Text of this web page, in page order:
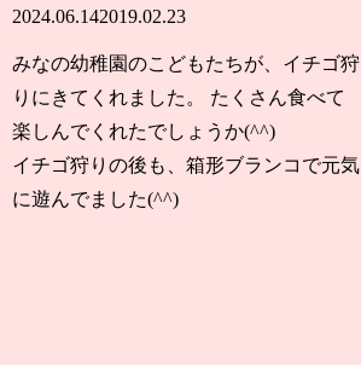
2024.06.142019.02.23
みなの幼稚園のこどもたちが、イチゴ狩
りにきてくれました。 たくさん食べて
楽しんでくれたでしょうか(^^)
イチゴ狩りの後も、箱形ブランコで元気
に遊んでました(^^)